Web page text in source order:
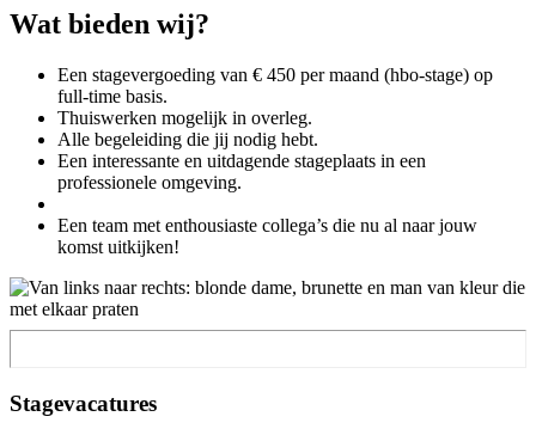
Wat bieden wij?
Een stagevergoeding van € 450 per maand (hbo-stage) op
full-time basis.
Thuiswerken mogelijk in overleg.
Alle begeleiding die jij nodig hebt.
Een interessante en uitdagende stageplaats in een
professionele omgeving.
Een team met enthousiaste collega’s die nu al naar jouw
komst uitkijken!
Stagevacatures